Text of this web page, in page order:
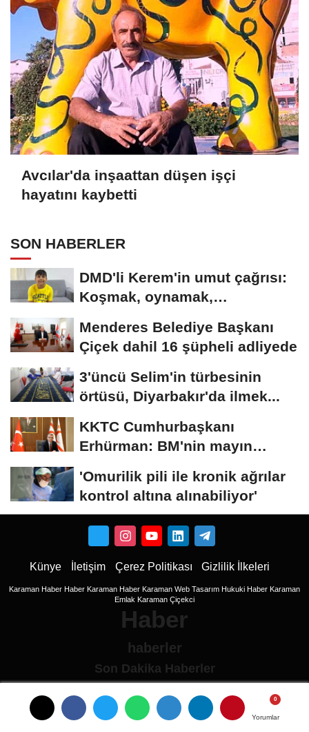
Yorumlar
Yorumlar
Avcılar'da inşaattan düşen işçi
hayatını kaybetti
SON HABERLER
DMD'li Kerem'in umut çağrısı:
Koşmak, oynamak,
Menderes Belediye Başkanı
Çiçek dahil 16 şüpheli adliyede
3'üncü Selim'in türbesinin
örtüsü, Diyarbakır'da ilmek...
KKTC Cumhurbaşkanı
Erhürman: BM'nin mayın
'Omurilik pili ile kronik ağrılar
kontrol altına alınabiliyor'
Künye İletişim Çerez Politikası Gizlilik İlkeleri
Karaman Haber Haber Karaman Haber Karaman Web Tasarım Hukuki Haber Karaman
Emlak Karaman Çiçekci
Haber
haberler
Son Dakika Haberler
son dakika Haberleri